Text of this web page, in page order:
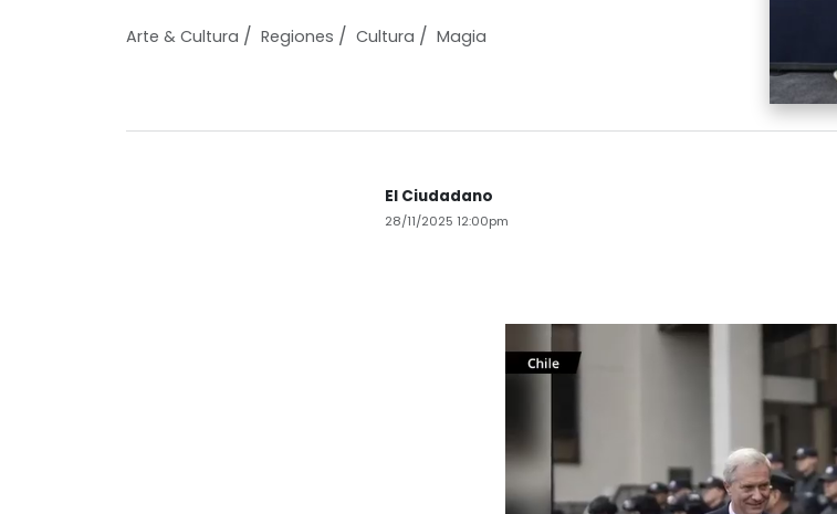
Arte & Cultura / Regiones / Cultura / Magia
El Ciudadano
28/11/2025 12:00pm